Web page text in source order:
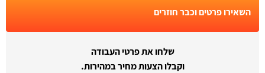
השאירו פרטים וכבר חוזרים
שלחו את פרטי העבודה
וקבלו הצעות מחיר במהירות.